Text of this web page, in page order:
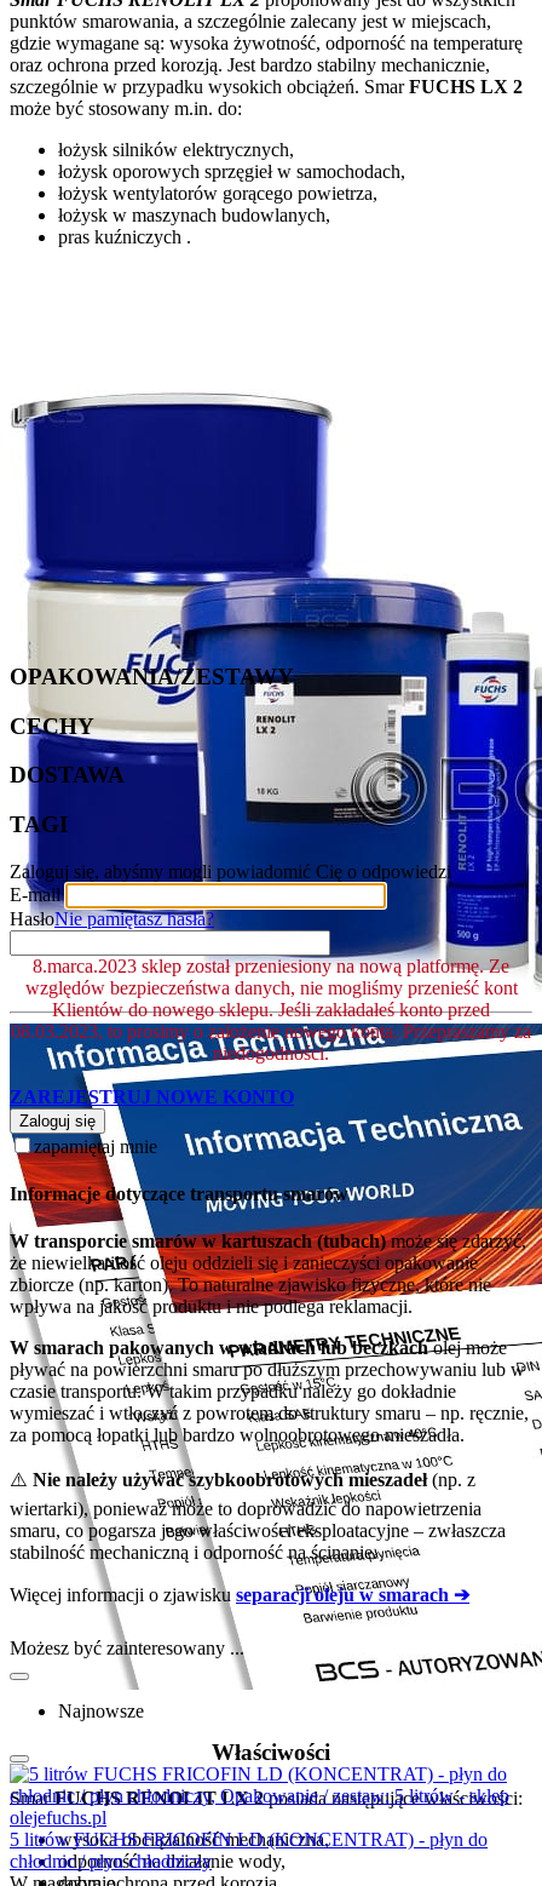
punktów smarowania, a szczególnie zalecany jest w miejscach,
gdzie wymagane są: wysoka żywotność, odporność na temperaturę
oraz ochrona przed korozją. Jest bardzo stabilny mechanicznie,
szczególnie w przypadku wysokich obciążeń. SmarFUCHS LX 2
może być stosowany m.in. do:
łożysk silników elektrycznych,
łożysk oporowych sprzęgieł w samochodach,
łożysk wentylatorów gorącego powietrza,
łożysk w maszynach budowlanych,
pras kuźniczych .
Właściwości
SmarFUCHS RENOLIT LX 2posiada następujące właściwości:
wysoka obciążalność mechaniczna,
odporność na działanie wody,
OPAKOWANIA/ZESTAWY
CECHY
DOSTAWA
TAGI
Zaloguj się, abyśmy mogli powiadomić Cię o odpowiedzi
E-mail
HasłoNie pamiętasz hasła?
8.marca.2023 sklep został przeniesiony na nową platformę. Ze
względów bezpieczeństwa danych, nie mogliśmy przenieść kont
Klientów do nowego sklepu. Jeśli zakładałeś konto przed
08.03.2023, to prosimy o założenie nowego konta. Przepraszamy za
niedogodności.
ZAREJESTRUJ NOWE KONTO
Zaloguj się
zapamiętaj mnie
Informacje dotyczące transportu smarów
W transporcie smarów w kartuszach (tubach)może się zdarzyć,
że niewielka ilość oleju oddzieli się i zanieczyści opakowanie
zbiorcze (np. karton). To naturalne zjawisko fizyczne, które nie
wpływa na jakość produktu i nie podlega reklamacji.
W smarach pakowanych w wiadrach lub beczkacholej może
pływać na powierzchni smaru po dłuższym przechowywaniu lub w
czasie transportu. W takim przypadku należy go dokładnie
wymieszać i wtłoczyć z powrotem do struktury smaru – np. ręcznie,
za pomocą łopatki lub bardzo wolnoobrotowego mieszadła.
⚠️ Nie należy używać szybkoobrotowych mieszadeł(np. z
wiertarki), ponieważ może to doprowadzić do napowietrzenia
smaru, co pogarsza jego właściwości eksploatacyjne – zwłaszcza
stabilność mechaniczną i odporność na ścinanie.
Więcej informacji o zjawisku separacji oleju w smarach ➔
Możesz być zainteresowany ...
Najnowsze
5 litrów FUCHS FRICOFIN LD (KONCENTRAT) - płyn do
chłodnic / płyn chłodniczy